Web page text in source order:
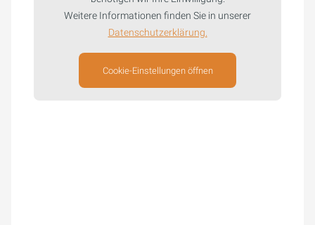
Weitere Informationen finden Sie in unserer
Datenschutzerklärung.
Cookie-Einstellungen öffnen